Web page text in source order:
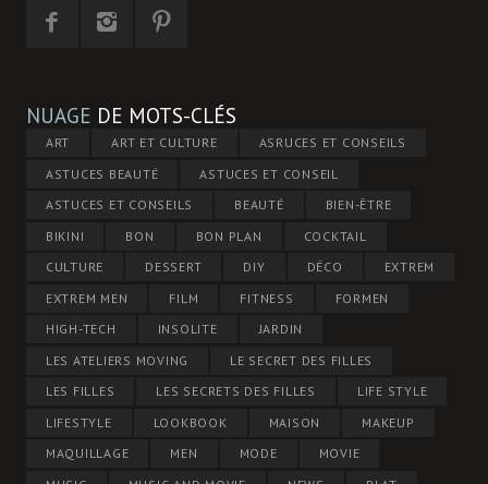
NUAGE DE MOTS-CLÉS
ART ART ET CULTURE
ASRUCES ET CONSEILS
ASTUCES BEAUTÉ
ASTUCES ET CONSEIL
ASTUCES ET CONSEILS
BEAUTÉ
BIEN-ÊTRE
BIKINI
BON BON PLAN
COCKTAIL
CULTURE
DESSERT DIY DÉCO
EXTREM
EXTREM MEN
FILM FITNESS
FORMEN
HIGH-TECH
INSOLITE
JARDIN
LES ATELIERS MOVING
LE SECRET DES FILLES
LES FILLES
LES SECRETS DES FILLES
LIFE STYLE
LIFESTYLE
LOOKBOOK MAISON
MAKEUP
MAQUILLAGE
MEN MODE
MOVIE